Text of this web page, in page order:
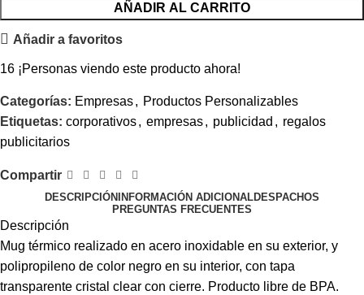
AÑADIR AL CARRITO
Añadir a favoritos
16 ¡Personas viendo este producto ahora!
Categorías: Empresas, Productos Personalizables
Etiquetas: corporativos, empresas, publicidad , regalos
publicitarios
Compartir
DESCRIPCIÓN INFORMACIÓN ADICIONALDESPACHOS
PREGUNTAS FRECUENTES
Descripción
Mug térmico realizado en acero inoxidable en su exterior, y
polipropileno de color negro en su interior, con tapa
transparente cristal clear con cierre. Producto libre de BPA.